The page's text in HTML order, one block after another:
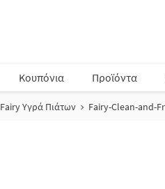
Κουπόνια Προϊόντα
Fairy Υγρά Πιάτων Fairy-Clean-and-